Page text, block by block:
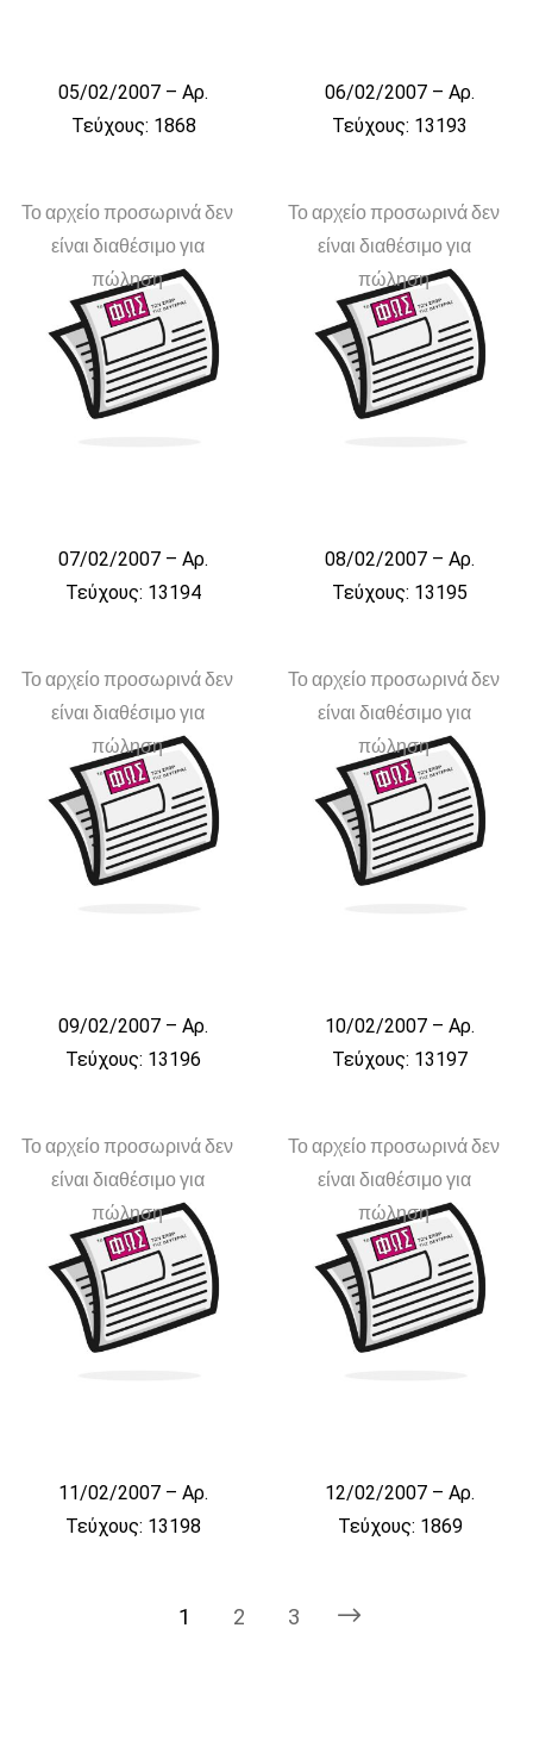
05/02/2007 – Αρ.
Τεύχους: 1868
06/02/2007 – Αρ.
Τεύχους: 13193
Το αρχείο προσωρινά δεν
είναι διαθέσιμο για
πώληση
07/02/2007 – Αρ.
Τεύχους: 13194
Το αρχείο προσωρινά δεν
είναι διαθέσιμο για
πώληση
08/02/2007 – Αρ.
Τεύχους: 13195
Το αρχείο προσωρινά δεν
είναι διαθέσιμο για
πώληση
09/02/2007 – Αρ.
Τεύχους: 13196
Το αρχείο προσωρινά δεν
είναι διαθέσιμο για
πώληση
10/02/2007 – Αρ.
Τεύχους: 13197
Το αρχείο προσωρινά δεν
είναι διαθέσιμο για
πώληση
11/02/2007 – Αρ.
Τεύχους: 13198
Το αρχείο προσωρινά δεν
είναι διαθέσιμο για
πώληση
12/02/2007 – Αρ.
Τεύχους: 1869
1 2 3